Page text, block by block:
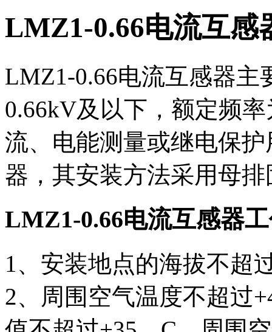
LMZ1-0.66电流互感
LMZ1-0.66电流互感器主
0.66kV及以下，额定频
流、电能测量或继电保
器，其安装方法采用母
LMZ1-0.66电流互感器
1、安装地点的海拔不超
2、周围空气温度不超过